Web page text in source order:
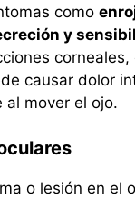
como
y
corneales,
causar dolor
al mover el ojo.
o lesión en el